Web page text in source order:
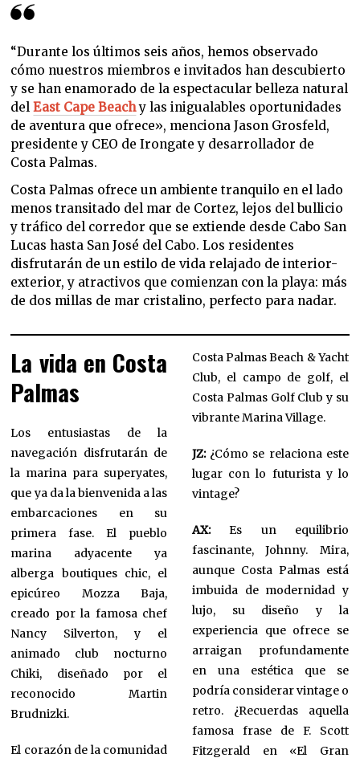
“Durante los últimos seis años, hemos observado
cómo nuestros miembros e invitados han descubierto
y se han enamorado de la espectacular belleza natural
delEast Cape Beachy las inigualables oportunidades
de aventura que ofrece», menciona Jason Grosfeld,
presidente y CEO de Irongate y desarrollador de
Costa Palmas.
Costa Palmas ofrece un ambiente tranquilo en el lado
menos transitado del mar de Cortez, lejos del bullicio
y tráfico del corredor que se extiende desde Cabo San
Lucas hasta San José del Cabo. Los residentes
disfrutarán de un estilo de vida relajado de interior-
exterior, y atractivos que comienzan con la playa: más
de dos millas de mar cristalino, perfecto para nadar.
La vida en Costa
Palmas
Los entusiastas de la
navegación disfrutarán de
la marina para superyates,
que ya da la bienvenida a las
embarcaciones en su
primera fase. El pueblo
marina adyacente ya
alberga boutiques chic, el
epicúreo Mozza Baja,
creado por la famosa chef
Nancy Silverton, y el
animado club nocturno
Chiki, diseñado por el
reconocido Martin
Brudnizki.
El corazón de la comunidad
Costa Palmas Beach & Yacht
Club, el campo de golf, el
Costa Palmas Golf Club y su
vibrante Marina Village.
JZ:¿Cómo se relaciona este
lugar con lo futurista y lo
vintage?
AX:Es un equilibrio
fascinante, Johnny. Mira,
aunque Costa Palmas está
imbuida de modernidad y
lujo, su diseño y la
experiencia que ofrece se
arraigan profundamente
en una estética que se
podría considerar vintage o
retro. ¿Recuerdas aquella
famosa frase de F. Scott
Fitzgerald en «El Gran